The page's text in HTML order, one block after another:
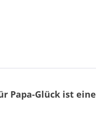
Glück ist